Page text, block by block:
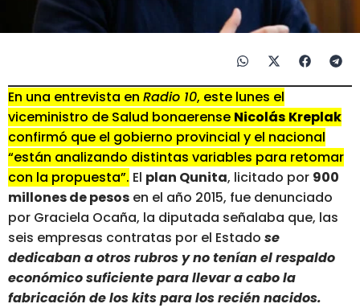
En una entrevista en Radio 10, este lunes el
viceministro de Salud bonaerense Nicolás Kreplak
confirmó que el gobierno provincial y el nacional
“están analizando distintas variables para retomar
con la propuesta”. El plan Qunita, licitado por 900
millones de pesos en el año 2015, fue denunciado
por Graciela Ocaña, la diputada señalaba que, las
seis empresas contratas por el Estado se
dedicaban a otros rubros y no tenían el respaldo
económico suficiente para llevar a cabo la
fabricación de los kits para los recién nacidos.